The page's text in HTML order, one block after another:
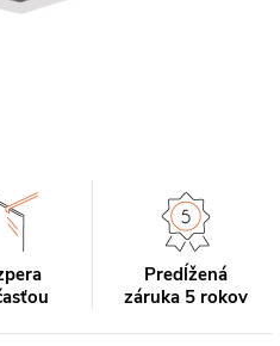
Predĺžená
záruka 5 rokov